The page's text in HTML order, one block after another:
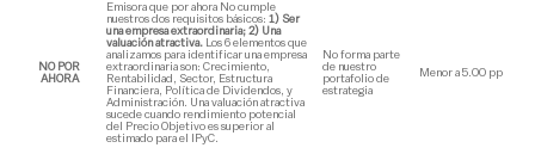
NO POR
AHORA
Emisora que por ahora No cumple
nuestros dos requisitos básicos: 1) Ser
una empresa extraordinaria; 2) Una
valuación atractiva. Los 6 elementos que
analizamos para identificar una empresa
extraordinaria son: Crecimiento,
Rentabilidad, Sector, Estructura
Financiera, Política de Dividendos, y
Administración. Una valuación atractiva
sucede cuando rendimiento potencial
del Precio Objetivo es superior al
estimado para el IPyC.
No forma parte
de nuestro
portafolio de
estrategia
Menor a 5.00 pp